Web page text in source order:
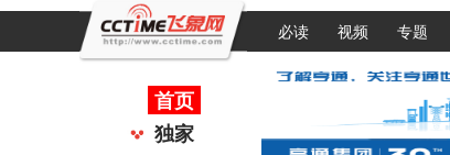
必读 视频 专题
首页
独家